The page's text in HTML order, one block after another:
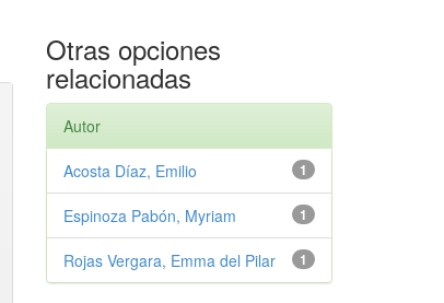
Otras opciones
relacionadas
Autor
1
Acosta Díaz, Emilio
1
Espinoza Pabón, Myriam
1
Rojas Vergara, Emma del Pilar